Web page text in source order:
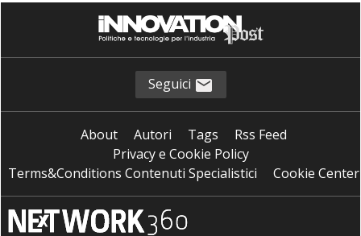
Seguici
About Autori Tags
Rss Feed
Privacy e Cookie Policy
Terms&Conditions Contenuti Specialistici
Cookie Center